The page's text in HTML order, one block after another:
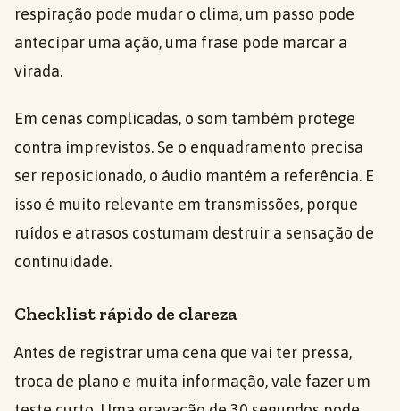
respiração pode mudar o clima, um passo pode
antecipar uma ação, uma frase pode marcar a
virada.
Em cenas complicadas, o som também protege
contra imprevistos. Se o enquadramento precisa
ser reposicionado, o áudio mantém a referência. E
isso é muito relevante em transmissões, porque
ruídos e atrasos costumam destruir a sensação de
continuidade.
Checklist rápido de clareza
Antes de registrar uma cena que vai ter pressa,
troca de plano e muita informação, vale fazer um